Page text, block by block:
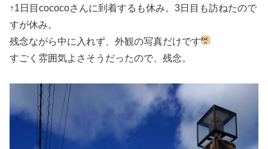
↑1日目cococoさんに到着するも休み。3日目も訪ねたので
すが休み。
残念ながら中に入れず、外観の写真だけです
すごく雰囲気よさそうだったので、残念。